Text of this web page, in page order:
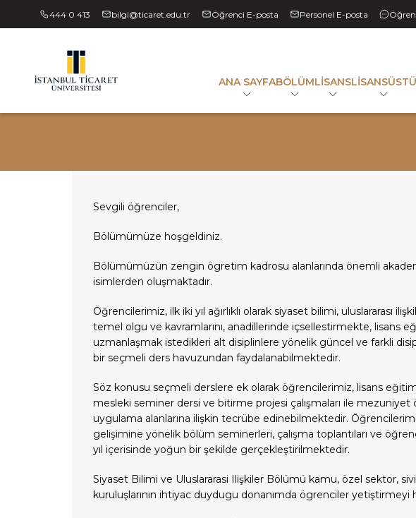
444 0 413 bilgi@ticaret.edu.tr Öğrenci E-posta Personel E-posta
ANA SAYFABÖLÜMLISANSLISANSÜSTÜ
Sevgili öğrenciler,
Bölümümüze hoşgeldiniz.
Bölümümüzün zengin ögretim kadrosu alanlarında önemli
isimlerden oluşmaktadır.
Öğrencilerimiz, ilk iki yıl ağırlıklı olarak siyaset bilimi, uluslararası
temel olgu ve kavramlarını, anadillerinde içsellestirmekte, lisans
uzmanlaşmak istedikleri alt disiplinlere yönelik güncel ve farkli
bir seçmeli ders havuzundan faydalanabilmektedir.
Söz konusu seçmeli derslere ek olarak öğrencilerimiz, lisans
mesleki seminer dersi ve bitirme projesi çalışmaları ile
uygulama alanlarına ilişkin tecrübe edinebilmektedir.
gelişimine yönelik bölüm seminerleri, çalışma toplantıları ve
yıl içerisinde yoğun bir şekilde gerçekleştirilmektedir.
Siyaset Bilimi ve Uluslararasi Ilişkiler Bölümü kamu, özel sektor,
kuruluşlarının ihtiyac duydugu donanımda ögrenciler